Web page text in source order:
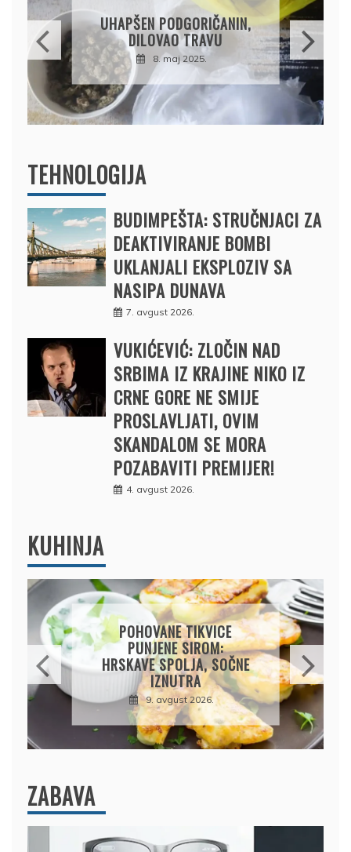
OSUMNJIČEN DA JE
PRODAO TUĐI BMW,
DRŽAVU NAPUSTIO
BRODOM
12. februar 2025.
TEHNOLOGIJA
BUDIMPEŠTA: STRUČNJACI ZA
DEAKTIVIRANJE BOMBI
UKLANJALI EKSPLOZIV SA
NASIPA DUNAVA
7. avgust 2026.
VUKIĆEVIĆ: ZLOČIN NAD
SRBIMA IZ KRAJINE NIKO IZ
CRNE GORE NE SMIJE
PROSLAVLJATI, OVIM
SKANDALOM SE MORA
POZABAVITI PREMIJER!
4. avgust 2026.
KUHINJA
CARSKE MRVICE:
NJEMAČKI KLASIK KOJI SE
TOPI U USTIMA
9. avgust 2026.
ZABAVA